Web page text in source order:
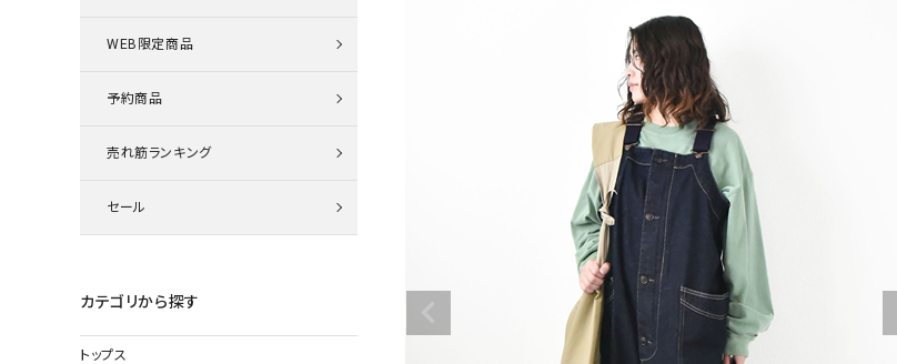
ロング・マキシ丈
その他スカート
タンクトップ・キャミソール
デニムパンツ
その他のパンツ
WEB限定商品
予約商品
売れ筋ランキング
セール
カテゴリから探す
トップス